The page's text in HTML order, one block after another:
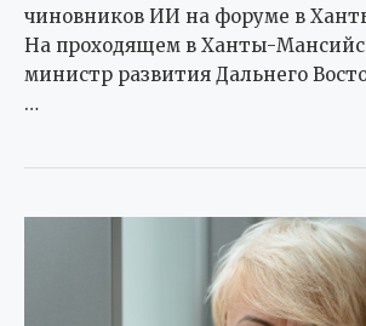
чиновников ИИ на форуме в
На проходящем в Ханты-
министр развития Дальнего
…